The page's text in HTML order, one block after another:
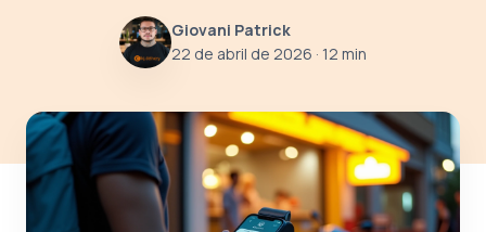
Giovani Patrick
22 de abril de 2026 · 12 min